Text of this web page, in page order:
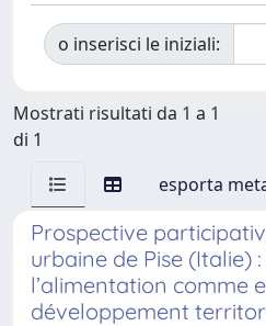
o inserisci le iniziali:
Mostrati risultati da 1 a 1
di 1
esporta
Prospective
urbaine de Pise (Italie) :
l’alimentation comme
développement